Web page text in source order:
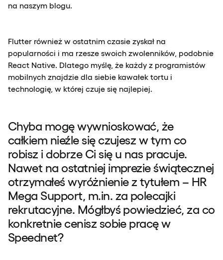
na naszym blogu.
Flutter również w ostatnim czasie zyskał na
popularności i ma rzesze swoich zwolenników, podobnie
React Native. Dlatego myślę, że każdy z programistów
mobilnych znajdzie dla siebie kawałek tortu i
technologię, w której czuje się najlepiej.
Chyba mogę wywnioskować, że
całkiem nieźle się czujesz w tym co
robisz i dobrze Ci się u nas pracuje.
Nawet na ostatniej imprezie świątecznej
otrzymałeś wyróżnienie z tytułem – HR
Mega Support, m.in. za polecajki
rekrutacyjne. Mógłbyś powiedzieć, za co
konkretnie cenisz sobie pracę w
Speednet?